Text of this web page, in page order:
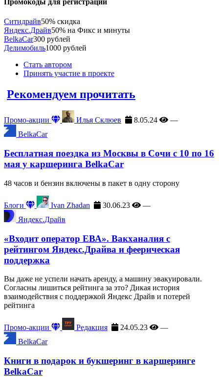
Промокоды для регистрации
Ситидрайв50% скидка
Яндекс.Драйв50% на Фикс и минуты
BelkaCar300 рублей
Делимобиль1000 рублей
Стать автором
Принять участие в проекте
Рекомендуем прочитать
Промо-акции Илья Склюев 8.05.24
—
BelkaCar
Бесплатная поездка из Москвы в Сочи с 10 по 16
мая у каршеринга BelkaCar
48 часов и бензин включены в пакет в одну сторону
Блоги Ivan Zhadan 30.06.23
—
Яндекс.Драйв
«Входит оператор ЕВА». Вакханалия с
рейтингом Яндекс.Драйва и феерическая
поддержка
Вы даже не успели начать аренду, а машину эвакуировали.
Согласны лишиться рейтинга за это? Дикая история
взаимодействия с поддержкой Яндекс Драйв и потерей
рейтинга
Промо-акции Редакция 24.05.23
—
BelkaCar
Книги в подарок и букшеринг в каршеринге
BelkaCar